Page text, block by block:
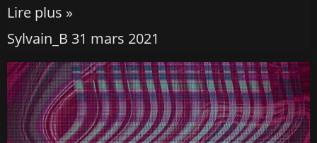
Lire plus »
Sylvain_B 31 mars 2021